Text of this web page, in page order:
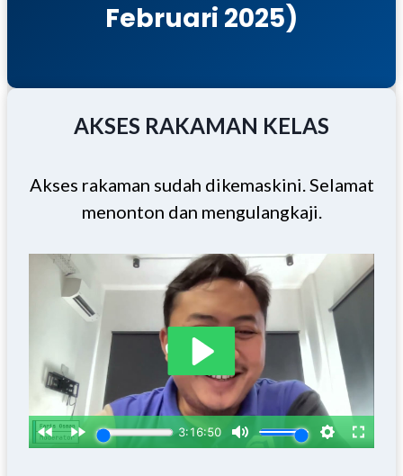
Februari 2025)
AKSES RAKAMAN KELAS
Akses rakaman sudah dikemaskini. Selamat
menonton dan mengulangkaji.